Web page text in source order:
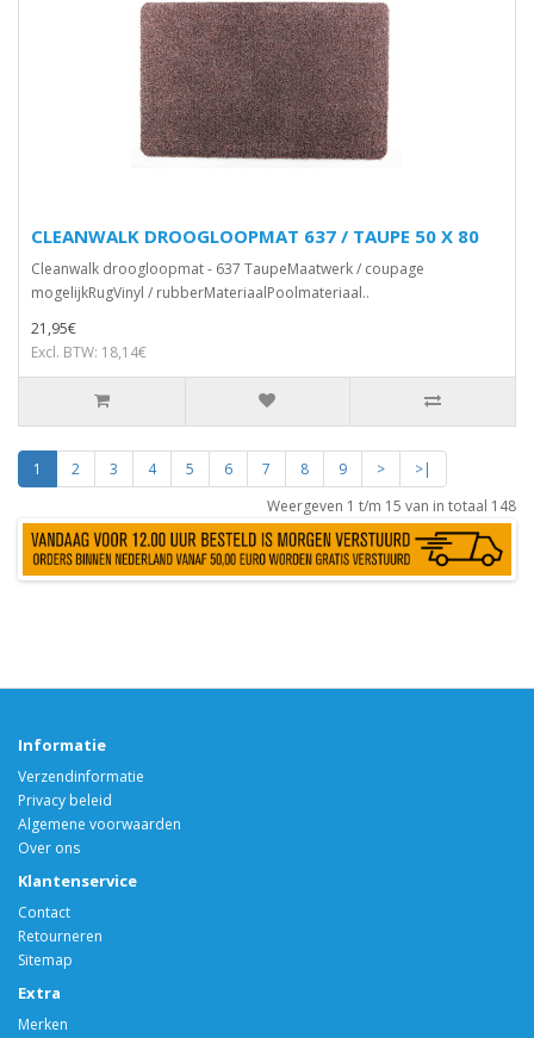
CLEANWALK DROOGLOOPMAT 637 / TAUPE 50 X 80
Cleanwalk droogloopmat - 637 TaupeMaatwerk / coupage
mogelijkRugVinyl / rubberMateriaalPoolmateriaal..
21,95€
Excl. BTW: 18,14€
1 2 3 4 5 6 7 8 9 >
>|
Weergeven 1 t/m 15 van in totaal 148
Informatie
Verzendinformatie
Privacy beleid
Algemene voorwaarden
Over ons
Klantenservice
Contact
Retourneren
Sitemap
Extra
Merken